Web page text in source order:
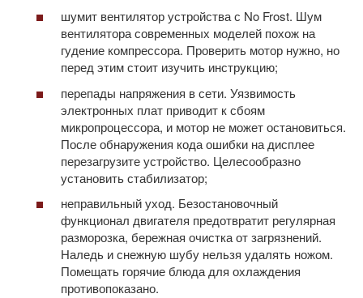
шумит вентилятор устройства с No Frost. Шум
вентилятора современных моделей похож на
гудение компрессора. Проверить мотор нужно, но
перед этим стоит изучить инструкцию;
перепады напряжения в сети. Уязвимость
электронных плат приводит к сбоям
микропроцессора, и мотор не может остановиться.
После обнаружения кода ошибки на дисплее
перезагрузите устройство. Целесообразно
установить стабилизатор;
неправильный уход. Безостановочный
функционал двигателя предотвратит регулярная
разморозка, бережная очистка от загрязнений.
Наледь и снежную шубу нельзя удалять ножом.
Помещать горячие блюда для охлаждения
противопоказано.